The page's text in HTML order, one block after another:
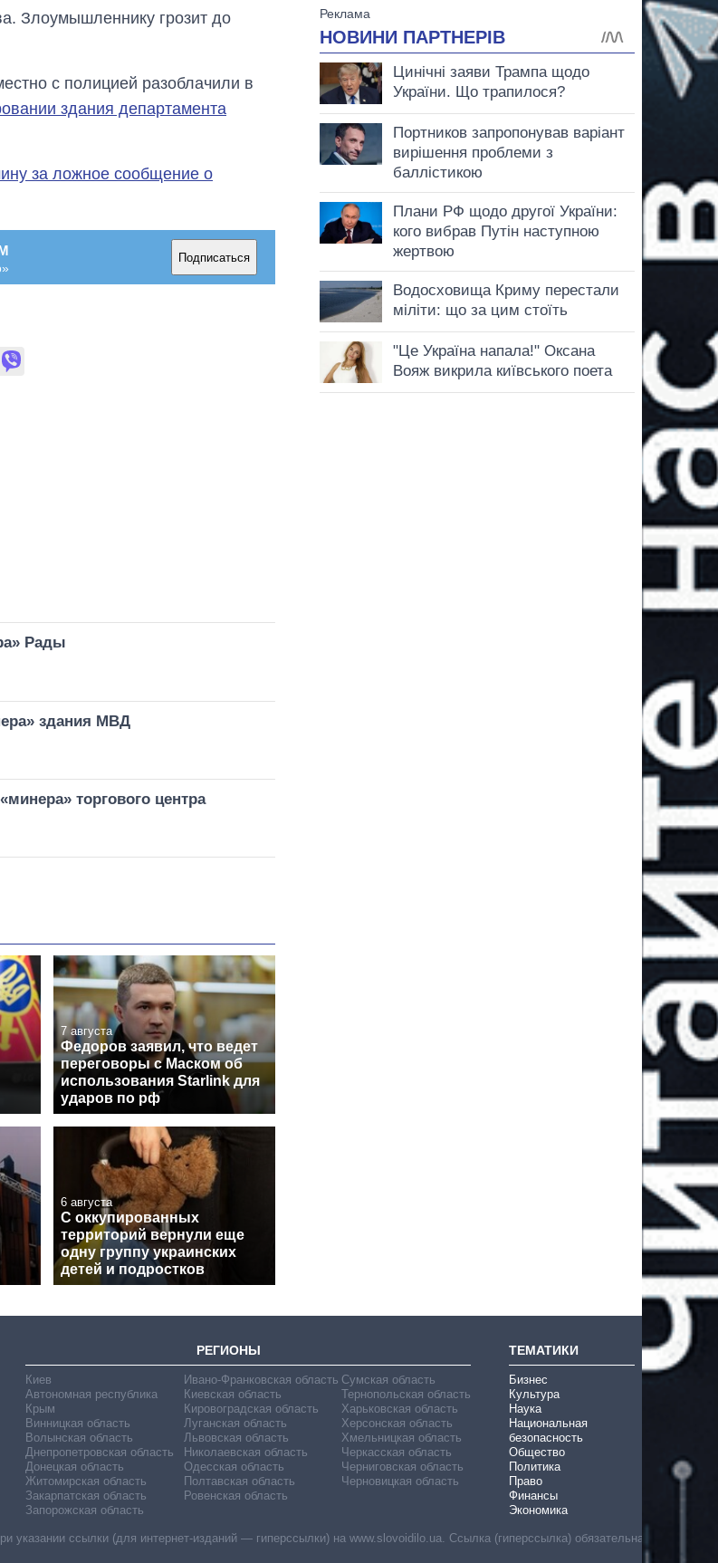
Злоумышленнику грозит до
с полицией разоблачили в
здания департамента
за ложное сообщение о
Подписаться
Рады
здания МВД
торгового центра
7 августа
Федоров заявил, что ведет
переговоры с Маском об
использования Starlink для
ударов по рф
6 августа
С оккупированных
территорий вернули еще
одну группу украинских
детей и подростков
РЕГИОНЫ
Киев
Автономная республика
Крым
Винницкая область
Волынская область
Днепропетровская область
Донецкая область
Житомирская область
Закарпатская область
Запорожская область
Ивано-Франковская область
Киевская область
Кировоградская область
Луганская область
Львовская область
Николаевская область
Одесская область
Полтавская область
Ровенская область
Сумская область
Тернопольская область
Харьковская область
Херсонская область
Хмельницкая область
Черкасская область
Черниговская область
Черновицкая область
ТЕМАТИКИ
Бизнес
Культура
Наука
Национальная
безопасность
Общество
Политика
Право
Финансы
Экономика
ссылки (для интернет-изданий — гиперссылки) на www.slovoidilo.ua. Ссылка (гиперссылка) обязательна